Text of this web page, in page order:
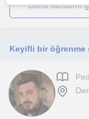
daha fazlasını
Keyifli bir öğrenme